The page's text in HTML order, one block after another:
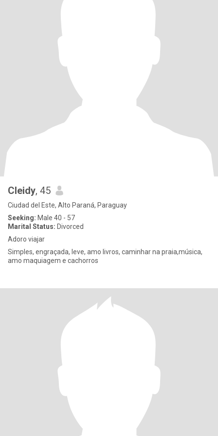
Cleidy, 45
Ciudad del Este, Alto Paraná, Paraguay
Seeking: Male 40 - 57
Marital Status: Divorced
Adoro viajar
Simples, engraçada, leve, amo livros, caminhar na praia,música,
amo maquiagem e cachorros